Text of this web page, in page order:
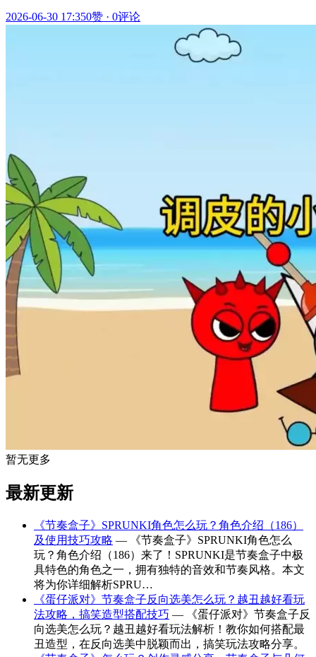
2026-06-30 17:350赞 · 0评论
暂无更多
最新更新
《节奏盒子》SPRUNKI角色怎么玩？角色介绍（186）
及使用技巧攻略 — 《节奏盒子》SPRUNKI角色怎么
玩？角色介绍（186）来了！SPRUNKI是节奏盒子中极
具特色的角色之一，拥有独特的音效和节奏风格。本文
将为你详细解析SPRU…
《蛋仔派对》节奏盒子反向选美怎么玩？越丑越好看玩
法攻略，搞笑造型搭配技巧 — 《蛋仔派对》节奏盒子反
向选美怎么玩？越丑越好看玩法解析！教你如何搭配最
丑造型，在反向选美中脱颖而出，搞笑玩法攻略分享。